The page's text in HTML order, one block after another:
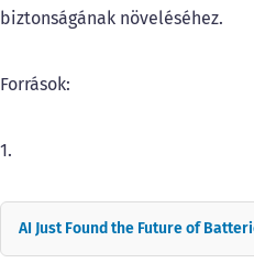
biztonságának növeléséhez.
Források:
1.
AI Just Found the Future of